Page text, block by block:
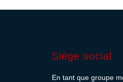
Siège social
En tant que groupe